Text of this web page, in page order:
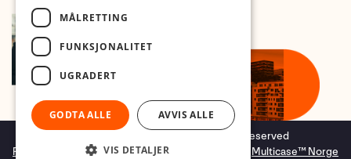
Copyright © 2026 Foto.no - All rights reserved
Forretningssystemog nettbutikkløsning Multicase™ Norge
MÅLRETTING
FUNKSJONALITET
UGRADERT
GODTA ALLE AVVIS ALLE
VIS DETALJER